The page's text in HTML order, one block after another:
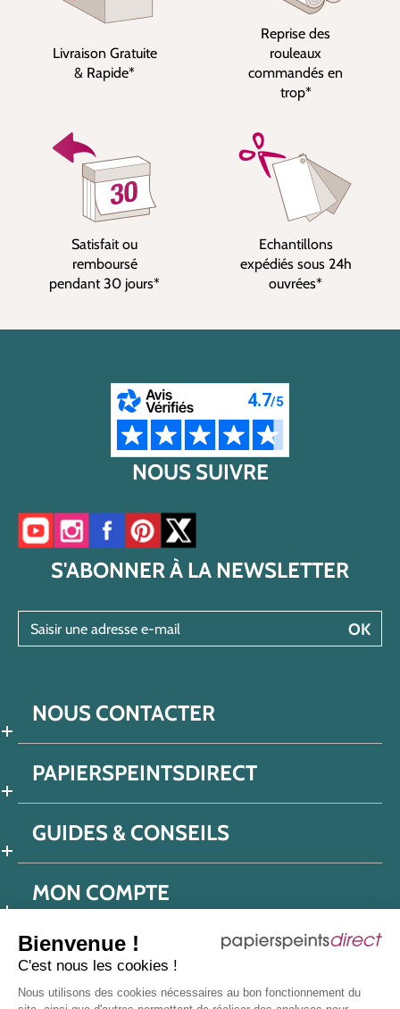
Bienvenue !
C'est nous les cookies !
Nous utilisons des cookies nécessaires au bon fonctionnement du
Livraison Gratuite
& Rapide*
Reprise des
rouleaux
commandés en
trop*
Satisfait ou
remboursé
pendant 30 jours*
Echantillons
expédiés sous 24h
ouvrées*
NOUS SUIVRE
Accéder à notre chaîne YouTube
Accéder à notre compte Instagram
Accéder à notre page Facebook
Accéder à notre compte Pinterest
Accéder à notre compte Twitter/X
S'ABONNER À LA NEWSLETTER
OK
NOUS CONTACTER
PAPIERSPEINTSDIRECT
GUIDES & CONSEILS
MON COMPTE